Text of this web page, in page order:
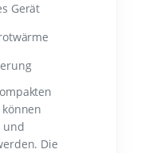
Gerät
und
Die